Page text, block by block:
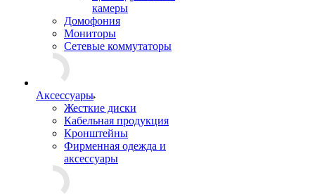
камеры
Домофония
Мониторы
Сетевые коммутаторы
Аксессуары
Жесткие диски
Кабельная продукция
Кронштейны
Фирменная одежда и
аксессуары